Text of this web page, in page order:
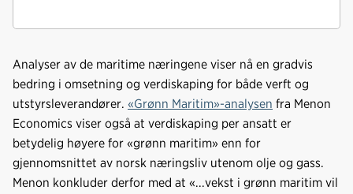
Analyser av de maritime næringene viser nå en gradvis
bedring i omsetning og verdiskaping for både verft og
utstyrsleverandører. «Grønn Maritim»-analysen fra Menon
Economics viser også at verdiskaping per ansatt er
betydelig høyere for «grønn maritim» enn for
gjennomsnittet av norsk næringsliv utenom olje og gass.
Menon konkluder derfor med at «...vekst i grønn maritim vil